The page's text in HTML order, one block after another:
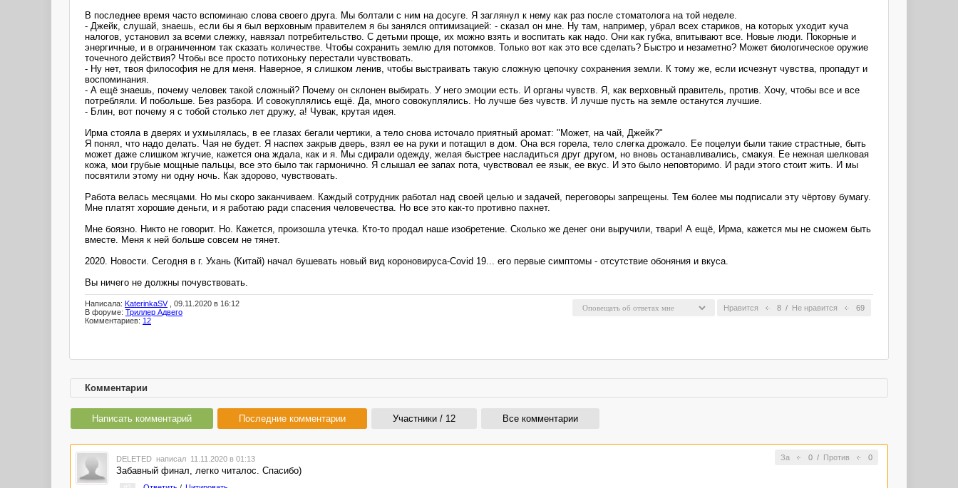
В последнее время часто вспоминаю слова своего друга. Мы болтали с ним на досуге. Я заглянул к нему как раз после стоматолога на той неделе.
- Джейк, слушай, знаешь, если бы я был верховным правителем я бы занялся оптимизацией: - сказал он мне. Ну там, например, убрал всех стариков, на которых уходит куча
налогов, установил за всеми слежку, навязал потребительство. С детьми проще, их можно взять и воспитать как надо. Они как губка, впитывают все. Новые люди. Покорные и
энергичные, и в ограниченном так сказать количестве. Чтобы сохранить землю для потомков. Только вот как это все сделать? Быстро и незаметно? Может биологическое оружие
точечного действия? Чтобы все просто потихоньку перестали чувствовать.
- Ну нет, твоя философия не для меня. Наверное, я слишком ленив, чтобы выстраивать такую сложную цепочку сохранения земли. К тому же, если исчезнут чувства, пропадут и
воспоминания.
- А ещё знаешь, почему человек такой сложный? Почему он склонен выбирать. У него эмоции есть. И органы чувств. Я, как верховный правитель, против. Хочу, чтобы все и все
потребляли. И побольше. Без разбора. И совокуплялись ещё. Да, много совокуплялись. Но лучше без чувств. И лучше пусть на земле останутся лучшие.
- Блин, вот почему я с тобой столько лет дружу, а! Чувак, крутая идея.
Ирма стояла в дверях и ухмылялась, в ее глазах бегали чертики, а тело снова источало приятный аромат: "Может, на чай, Джейк?"
Я понял, что надо делать. Чая не будет. Я наспех закрыв дверь, взял ее на руки и потащил в дом. Она вся горела, тело слегка дрожало. Ее поцелуи были такие страстные, быть
может даже слишком жгучие, кажется она ждала, как и я. Мы сдирали одежду, желая быстрее насладиться друг другом, но вновь останавливались, смакуя. Ее нежная шелковая
кожа, мои грубые мощные пальцы, все это было так гармонично. Я слышал ее запах пота, чувствовал ее язык, ее вкус. И это было неповторимо. И ради этого стоит жить. И мы
посвятили этому ни одну ночь. Как здорово, чувствовать.
Работа велась месяцами. Но мы скоро заканчиваем. Каждый сотрудник работал над своей целью и задачей, переговоры запрещены. Тем более мы подписали эту чёртову бумагу.
Мне платят хорошие деньги, и я работаю ради спасения человечества. Но все это как-то противно пахнет.
Мне боязно. Никто не говорит. Но. Кажется, произошла утечка. Кто-то продал наше изобретение. Сколько же денег они выручили, твари! А ещё, Ирма, кажется мы не сможем быть
вместе. Меня к ней больше совсем не тянет.
2020. Новости. Сегодня в г. Ухань (Китай) начал бушевать новый вид короновируса-Covid 19... его первые симптомы - отсутствие обоняния и вкуса.
Вы ничего не должны почувствовать.
Нравится 8 / Не нравится 69
Написала: KaterinkaSV, 09.11.2020 в 16:12
В форуме: Триллер Адвего
Комментариев: 12
Комментарии
Написать комментарий Последние комментарии Участники / 12 Все комментарии
За 0/ Против 0
DELETED написал 11.11.2020 в 01:13
Забавный финал, легко читалос. Спасибо)